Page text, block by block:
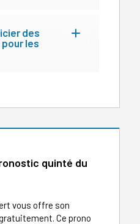
des
les
quinté du
vous offre son
Ce prono